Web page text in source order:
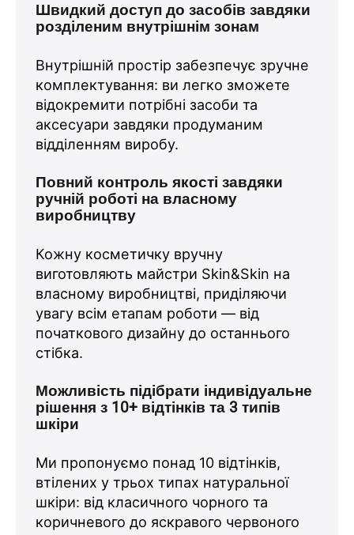
Швидкий доступ до засобів завдяки
розділеним внутрішнім зонам
Внутрішній простір забезпечує зручне
комплектування: ви легко зможете
відокремити потрібні засоби та
аксесуари завдяки продуманим
відділенням виробу.
Повний контроль якості завдяки
ручній роботі на власному
виробництву
Кожну косметичку вручну
виготовляють майстри Skin&Skin на
власному виробництві, приділяючи
увагу всім етапам роботи — від
початкового дизайну до останнього
стібка.
Можливість підібрати індивідуальне
рішення з 10+ відтінків та 3 типів
шкіри
Ми пропонуємо понад 10 відтінків,
втілених у трьох типах натуральної
шкіри: від класичного чорного та
коричневого до яскравого червоного